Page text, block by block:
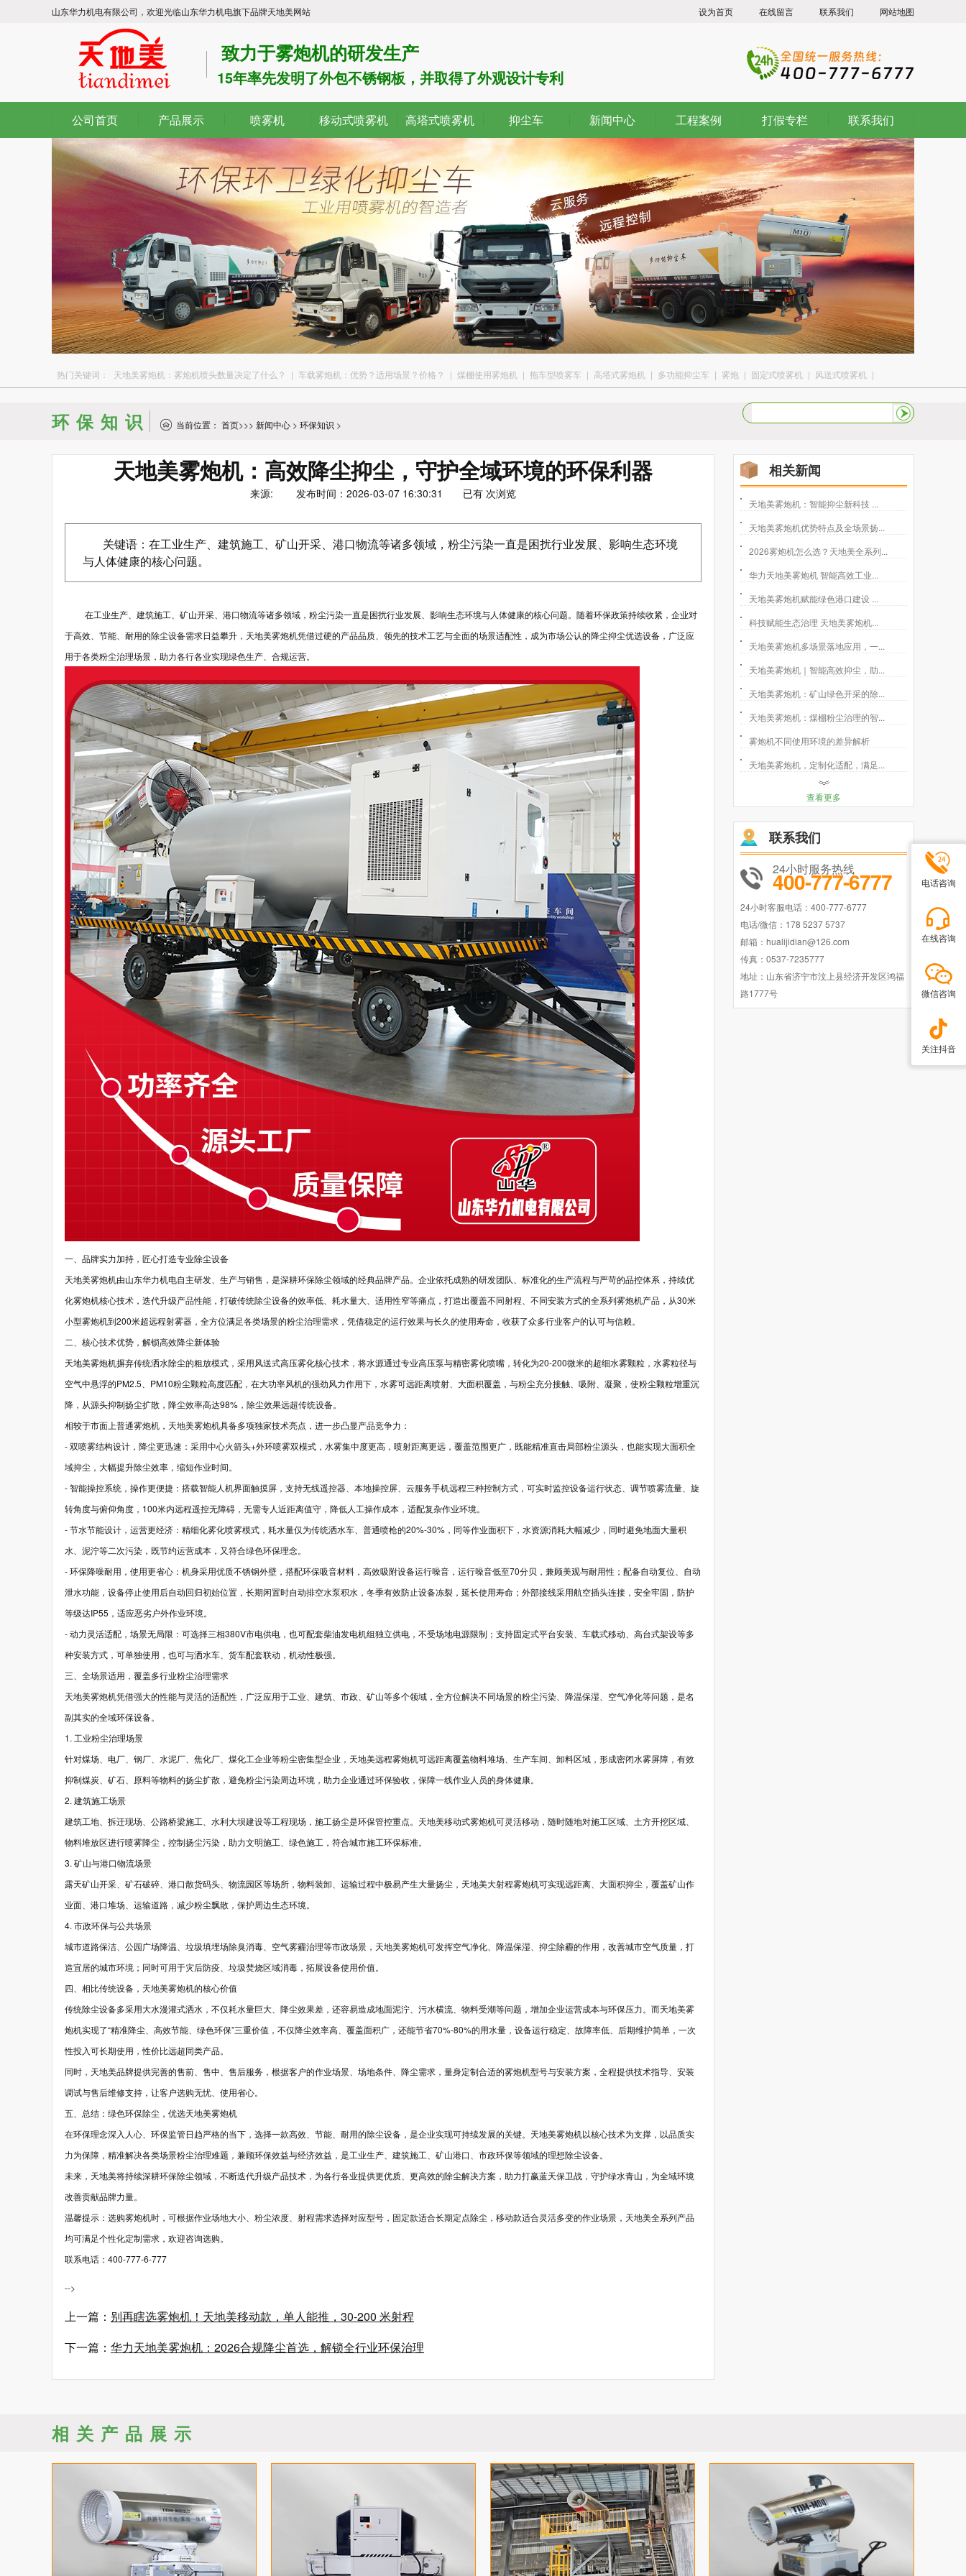
山东华力机电有限公司，欢迎光临山东华力机电旗下品牌天地美网站 网站地图
联系我们
在线留言
设为首页
致力于雾炮机的研发生产
15年率先发明了外包不锈钢板，并取得了外观设计专利
公司首页 产品展示 喷雾机 移动式喷雾机 高塔式喷雾机 抑尘车 新闻中心 工程案例 打假专栏 联系我们
热门关键词： 天地美雾炮机：雾炮机喷头数量决定了什么？ | 车载雾炮机：优势？适用场景？价格？ | 煤棚使用雾炮机 | 拖车型喷雾车 | 高塔式雾炮机 | 多功能抑尘车 | 雾炮 | 固定式喷雾机 | 风送式喷雾机 |
环保知识 当前位置： 首页>>> 新闻中心 > 环保知识 >
天地美雾炮机：高效降尘抑尘，守护全域环境的环保利器
来源: 发布时间：2026-03-07 16:30:31 已有 次浏览
关键语：在工业生产、建筑施工、矿山开采、港口物流等诸多领域，粉尘污染一直是困扰行业发展、影响生态环境
与人体健康的核心问题。
在工业生产、建筑施工、矿山开采、港口物流等诸多领域，粉尘污染一直是困扰行业发展、影响生态环境与人体健康的核心问题。随着环保政策持续收紧，企业对
于高效、节能、耐用的除尘设备需求日益攀升，天地美雾炮机凭借过硬的产品品质、领先的技术工艺与全面的场景适配性，成为市场公认的降尘抑尘优选设备，广泛应
用于各类粉尘治理场景，助力各行各业实现绿色生产、合规运营。
一、品牌实力加持，匠心打造专业除尘设备
天地美雾炮机由山东华力机电自主研发、生产与销售，是深耕环保除尘领域的经典品牌产品。企业依托成熟的研发团队、标准化的生产流程与严苛的品控体系，持续优
化雾炮机核心技术，迭代升级产品性能，打破传统除尘设备的效率低、耗水量大、适用性窄等痛点，打造出覆盖不同射程、不同安装方式的全系列雾炮机产品，从30米
小型雾炮机到200米超远程射雾器，全方位满足各类场景的粉尘治理需求，凭借稳定的运行效果与长久的使用寿命，收获了众多行业客户的认可与信赖。
二、核心技术优势，解锁高效降尘新体验
天地美雾炮机摒弃传统洒水除尘的粗放模式，采用风送式高压雾化核心技术，将水源通过专业高压泵与精密雾化喷嘴，转化为20-200微米的超细水雾颗粒，水雾粒径与
空气中悬浮的PM2.5、PM10粉尘颗粒高度匹配，在大功率风机的强劲风力作用下，水雾可远距离喷射、大面积覆盖，与粉尘充分接触、吸附、凝聚，使粉尘颗粒增重沉
降，从源头抑制扬尘扩散，降尘效率高达98%，除尘效果远超传统设备。
相较于市面上普通雾炮机，天地美雾炮机具备多项独家技术亮点，进一步凸显产品竞争力：
- 双喷雾结构设计，降尘更迅速：采用中心火箭头+外环喷雾双模式，水雾集中度更高，喷射距离更远，覆盖范围更广，既能精准直击局部粉尘源头，也能实现大面积全
域抑尘，大幅提升除尘效率，缩短作业时间。
- 智能操控系统，操作更便捷：搭载智能人机界面触摸屏，支持无线遥控器、本地操控屏、云服务手机远程三种控制方式，可实时监控设备运行状态、调节喷雾流量、旋
转角度与俯仰角度，100米内远程遥控无障碍，无需专人近距离值守，降低人工操作成本，适配复杂作业环境。
- 节水节能设计，运营更经济：精细化雾化喷雾模式，耗水量仅为传统洒水车、普通喷枪的20%-30%，同等作业面积下，水资源消耗大幅减少，同时避免地面大量积
水、泥泞等二次污染，既节约运营成本，又符合绿色环保理念。
- 环保降噪耐用，使用更省心：机身采用优质不锈钢外壁，搭配环保吸音材料，高效吸附设备运行噪音，运行噪音低至70分贝，兼顾美观与耐用性；配备自动复位、自动
泄水功能，设备停止使用后自动回归初始位置，长期闲置时自动排空水泵积水，冬季有效防止设备冻裂，延长使用寿命；外部接线采用航空插头连接，安全牢固，防护
等级达IP55，适应恶劣户外作业环境。
- 动力灵活适配，场景无局限：可选择三相380V市电供电，也可配套柴油发电机组独立供电，不受场地电源限制；支持固定式平台安装、车载式移动、高台式架设等多
种安装方式，可单独使用，也可与洒水车、货车配套联动，机动性极强。
三、全场景适用，覆盖多行业粉尘治理需求
天地美雾炮机凭借强大的性能与灵活的适配性，广泛应用于工业、建筑、市政、矿山等多个领域，全方位解决不同场景的粉尘污染、降温保湿、空气净化等问题，是名
副其实的全域环保设备。
1. 工业粉尘治理场景
针对煤场、电厂、钢厂、水泥厂、焦化厂、煤化工企业等粉尘密集型企业，天地美远程雾炮机可远距离覆盖物料堆场、生产车间、卸料区域，形成密闭水雾屏障，有效
抑制煤炭、矿石、原料等物料的扬尘扩散，避免粉尘污染周边环境，助力企业通过环保验收，保障一线作业人员的身体健康。
2. 建筑施工场景
建筑工地、拆迁现场、公路桥梁施工、水利大坝建设等工程现场，施工扬尘是环保管控重点。天地美移动式雾炮机可灵活移动，随时随地对施工区域、土方开挖区域、
物料堆放区进行喷雾降尘，控制扬尘污染，助力文明施工、绿色施工，符合城市施工环保标准。
3. 矿山与港口物流场景
露天矿山开采、矿石破碎、港口散货码头、物流园区等场所，物料装卸、运输过程中极易产生大量扬尘，天地美大射程雾炮机可实现远距离、大面积抑尘，覆盖矿山作
业面、港口堆场、运输道路，减少粉尘飘散，保护周边生态环境。
4. 市政环保与公共场景
城市道路保洁、公园广场降温、垃圾填埋场除臭消毒、空气雾霾治理等市政场景，天地美雾炮机可发挥空气净化、降温保湿、抑尘除霾的作用，改善城市空气质量，打
造宜居的城市环境；同时可用于灾后防疫、垃圾焚烧区域消毒，拓展设备使用价值。
四、相比传统设备，天地美雾炮机的核心价值
传统除尘设备多采用大水漫灌式洒水，不仅耗水量巨大、降尘效果差，还容易造成地面泥泞、污水横流、物料受潮等问题，增加企业运营成本与环保压力。而天地美雾
炮机实现了“精准降尘、高效节能、绿色环保”三重价值，不仅降尘效率高、覆盖面积广，还能节省70%-80%的用水量，设备运行稳定、故障率低、后期维护简单，一次
性投入可长期使用，性价比远超同类产品。
同时，天地美品牌提供完善的售前、售中、售后服务，根据客户的作业场景、场地条件、降尘需求，量身定制合适的雾炮机型号与安装方案，全程提供技术指导、安装
调试与售后维修支持，让客户选购无忧、使用省心。
五、总结：绿色环保除尘，优选天地美雾炮机
在环保理念深入人心、环保监管日趋严格的当下，选择一款高效、节能、耐用的除尘设备，是企业实现可持续发展的关键。天地美雾炮机以核心技术为支撑，以品质实
力为保障，精准解决各类场景粉尘治理难题，兼顾环保效益与经济效益，是工业生产、建筑施工、矿山港口、市政环保等领域的理想除尘设备。
未来，天地美将持续深耕环保除尘领域，不断迭代升级产品技术，为各行各业提供更优质、更高效的除尘解决方案，助力打赢蓝天保卫战，守护绿水青山，为全域环境
改善贡献品牌力量。
温馨提示：选购雾炮机时，可根据作业场地大小、粉尘浓度、射程需求选择对应型号，固定款适合长期定点除尘，移动款适合灵活多变的作业场景，天地美全系列产品
均可满足个性化定制需求，欢迎咨询选购。
联系电话：400-777-6-777
-->
上一篇： 别再瞎选雾炮机！天地美移动款，单人能推，30-200 米射程
下一篇： 华力天地美雾炮机：2026合规降尘首选，解锁全行业环保治理
相关新闻
天地美雾炮机：智能抑尘新科技 ...
天地美雾炮机优势特点及全场景扬...
2026雾炮机怎么选？天地美全系列...
华力天地美雾炮机 智能高效工业...
天地美雾炮机赋能绿色港口建设 ...
科技赋能生态治理 天地美雾炮机...
天地美雾炮机多场景落地应用，一...
天地美雾炮机｜智能高效抑尘，助...
天地美雾炮机：矿山绿色开采的除...
天地美雾炮机：煤棚粉尘治理的智...
雾炮机不同使用环境的差异解析
天地美雾炮机，定制化适配，满足...
查看更多
联系我们
24小时服务热线
400-777-6777
24小时客服电话：400-777-6777
电话/微信：178 5237 5737
邮箱：hualijidian@126.com
传真：0537-7235777
地址：山东省济宁市汶上县经济开发区鸿福
路1777号
相关产品展示
电话咨询
在线咨询
微信咨询
关注抖音